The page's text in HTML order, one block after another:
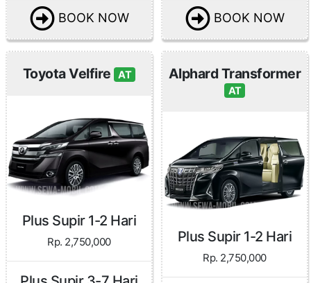
BOOK NOW BOOK NOW
Toyota Velfire AT
Plus Supir 1-2 Hari
Rp. 2,750,000
Alphard Transformer
AT
Plus Supir 1-2 Hari
Rp. 2,750,000